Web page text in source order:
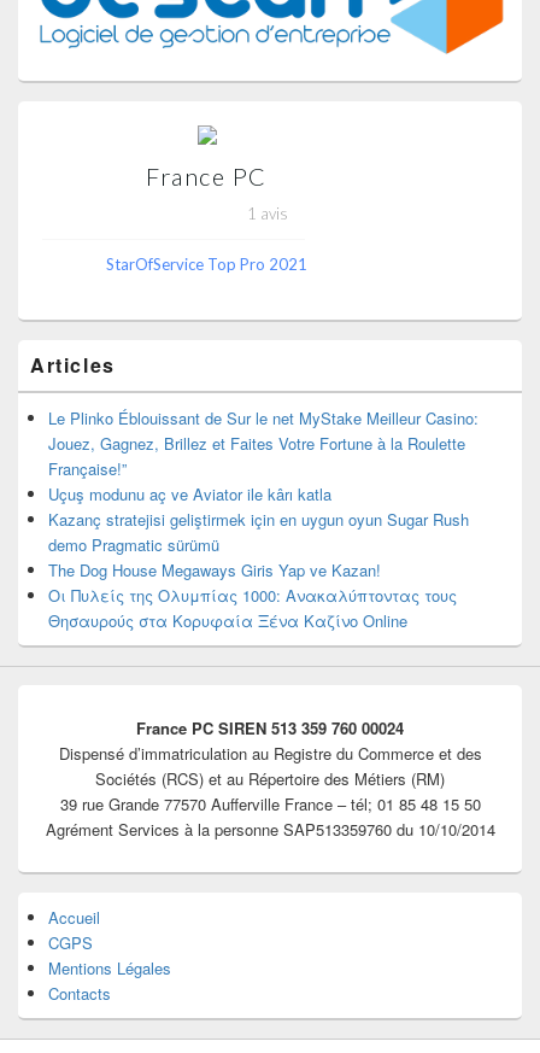
France PC
1 avis
StarOfService Top Pro 2021
Articles
Le Plinko Éblouissant de Sur le net MyStake Meilleur Casino:
Jouez, Gagnez, Brillez et Faites Votre Fortune à la Roulette
Française!”
Uçuş modunu aç ve Aviator ile kârı katla
Kazanç stratejisi geliştirmek için en uygun oyun Sugar Rush
demo Pragmatic sürümü
The Dog House Megaways Giris Yap ve Kazan!
Οι Πυλείς της Ολυμπίας 1000: Ανακαλύπτοντας τους
Θησαυρούς στα Κορυφαία Ξένα Καζίνο Online
France PC SIREN 513 359 760 00024
Dispensé d’immatriculation au Registre du Commerce et des
Sociétés (RCS) et au Répertoire des Métiers (RM)
39 rue Grande 77570 Aufferville France – tél; 01 85 48 15 50
Agrément Services à la personne SAP513359760 du 10/10/2014
Accueil
CGPS
Mentions Légales
Contacts